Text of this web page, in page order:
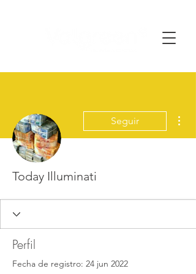
Seguir
Today Illuminati
Perfil
Fecha de registro: 24 jun 2022